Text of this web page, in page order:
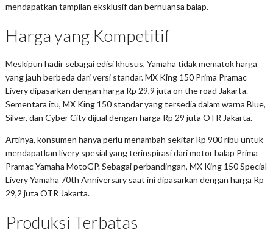
mendapatkan tampilan eksklusif dan bernuansa balap.
Harga yang Kompetitif
Meskipun hadir sebagai edisi khusus, Yamaha tidak mematok harga
yang jauh berbeda dari versi standar. MX King 150 Prima Pramac
Livery dipasarkan dengan harga Rp 29,9 juta on the road Jakarta.
Sementara itu, MX King 150 standar yang tersedia dalam warna Blue,
Silver, dan Cyber City dijual dengan harga Rp 29 juta OTR Jakarta.
Artinya, konsumen hanya perlu menambah sekitar Rp 900 ribu untuk
mendapatkan livery spesial yang terinspirasi dari motor balap Prima
Pramac Yamaha MotoGP. Sebagai perbandingan, MX King 150 Special
Livery Yamaha 70th Anniversary saat ini dipasarkan dengan harga Rp
29,2 juta OTR Jakarta.
Produksi Terbatas